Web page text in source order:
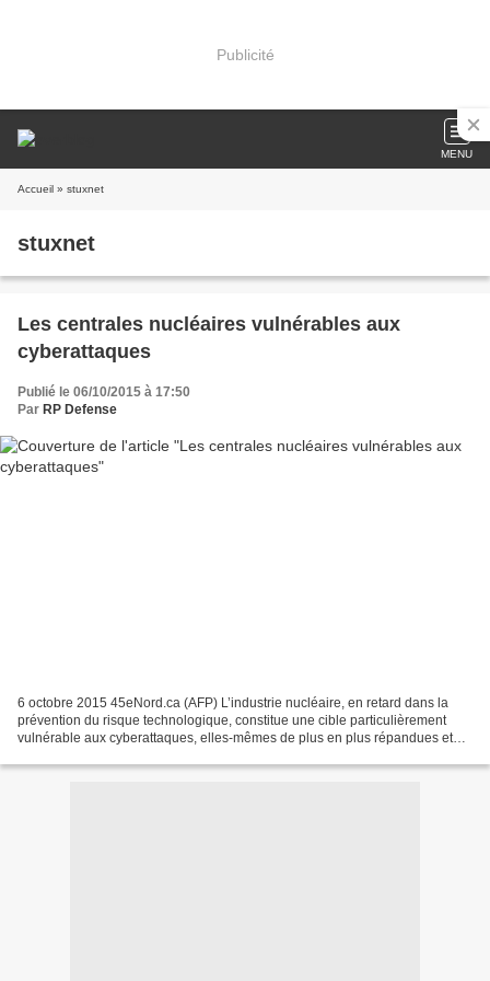
Publicité
MENU
Accueil » stuxnet
stuxnet
Les centrales nucléaires vulnérables aux
cyberattaques
Publié le 06/10/2015 à 17:50
Par RP Defense
6 octobre 2015 45eNord.ca (AFP) L’industrie nucléaire, en retard dans la
prévention du risque technologique, constitue une cible particulièrement
vulnérable aux cyberattaques, elles-mêmes de plus en plus répandues et